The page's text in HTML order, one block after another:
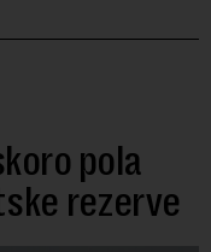
pola
rezerve